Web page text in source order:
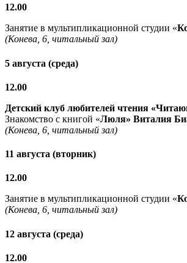
12.00
Занятие в мультипликационной студии «
(Конева, 6, читальный зал)
5 августа (среда)
12.00
Детский клуб любителей чтения
Знакомство с книгой «Люля» Виталия
(Конева, 6, читальный зал)
11 августа (вторник)
12.00
Занятие в мультипликационной студии «
(Конева, 6, читальный зал)
12 августа (среда)
12.00